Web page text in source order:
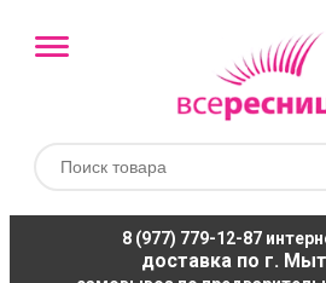
8 (977) 779-12-87
доставка по г.